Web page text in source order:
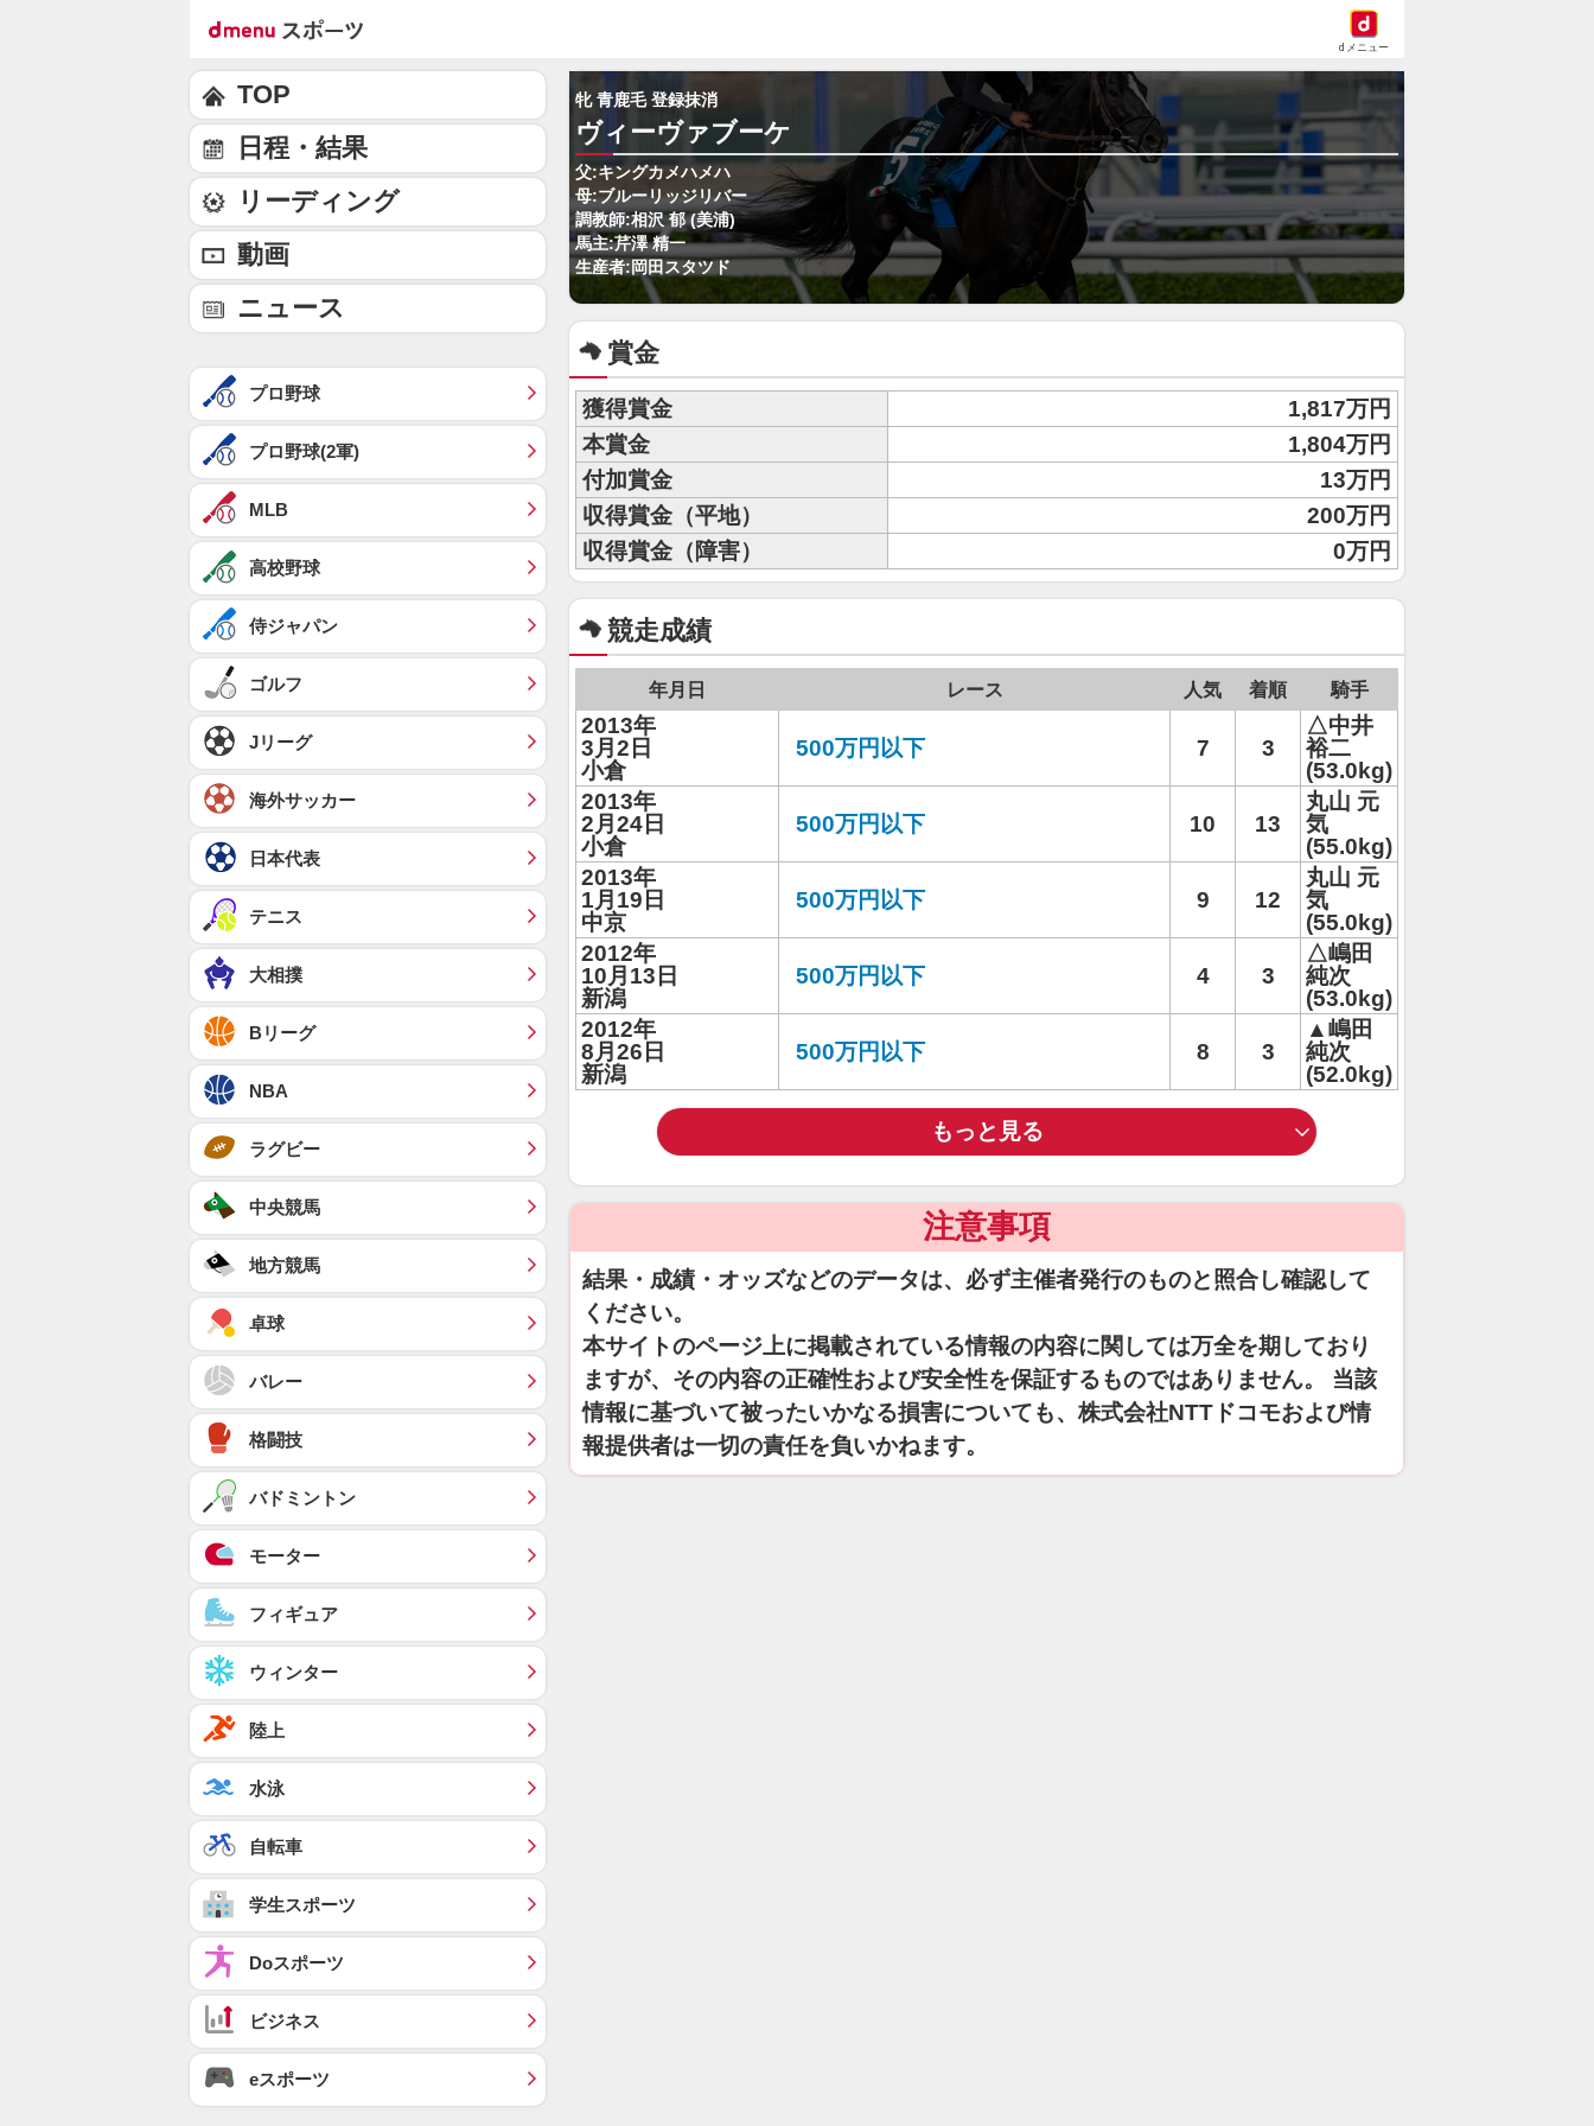
dメニュー
牝 青鹿毛 登録抹消
ヴィーヴァブーケ
父:キングカメハメハ
母:ブルーリッジリバー
調教師:相沢 郁 (美浦)
馬主:芹澤 精一
生産者:岡田スタツド
賞金
獲得賞金
1,817万円
本賞金
1,804万円
付加賞金
13万円
収得賞金（平地）
200万円
収得賞金（障害）
0万円
競走成績
年月日 レース 人気 着順 騎手
2013年
3月2日
小倉
500万円以下 7 3
△中井
裕二
(53.0kg)
2013年
2月24日
小倉
500万円以下 10 13
丸山 元
気
(55.0kg)
2013年
1月19日
中京
500万円以下 9 12
丸山 元
気
(55.0kg)
2012年
10月13日
新潟
500万円以下 4 3
△嶋田
純次
(53.0kg)
2012年
8月26日
新潟
500万円以下 8 3
▲嶋田
純次
(52.0kg)
もっと見る
注意事項
結果・成績・オッズなどのデータは、必ず主催者発行のものと照合し確認して
ください。
本サイトのページ上に掲載されている情報の内容に関しては万全を期しており
ますが、その内容の正確性および安全性を保証するものではありません。 当該
情報に基づいて被ったいかなる損害についても、株式会社NTTドコモおよび情
報提供者は一切の責任を負いかねます。
TOP
日程・結果
リーディング
動画
ニュース
プロ野球
プロ野球(2軍)
MLB
高校野球
侍ジャパン
ゴルフ
Jリーグ
海外サッカー
日本代表
テニス
大相撲
Bリーグ
NBA
ラグビー
中央競馬
地方競馬
卓球
バレー
格闘技
バドミントン
モーター
フィギュア
ウィンター
陸上
水泳
自転車
学生スポーツ
Doスポーツ
ビジネス
eスポーツ